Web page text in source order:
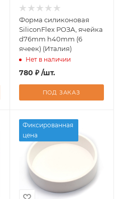
Форма силиконовая
SiliconFlex РОЗА, ячейка
d76mm h40mm (6
ячеек) (Италия)
Нет в наличии
780 ₽ /шт.
ПОД ЗАКАЗ
Фиксированная
цена